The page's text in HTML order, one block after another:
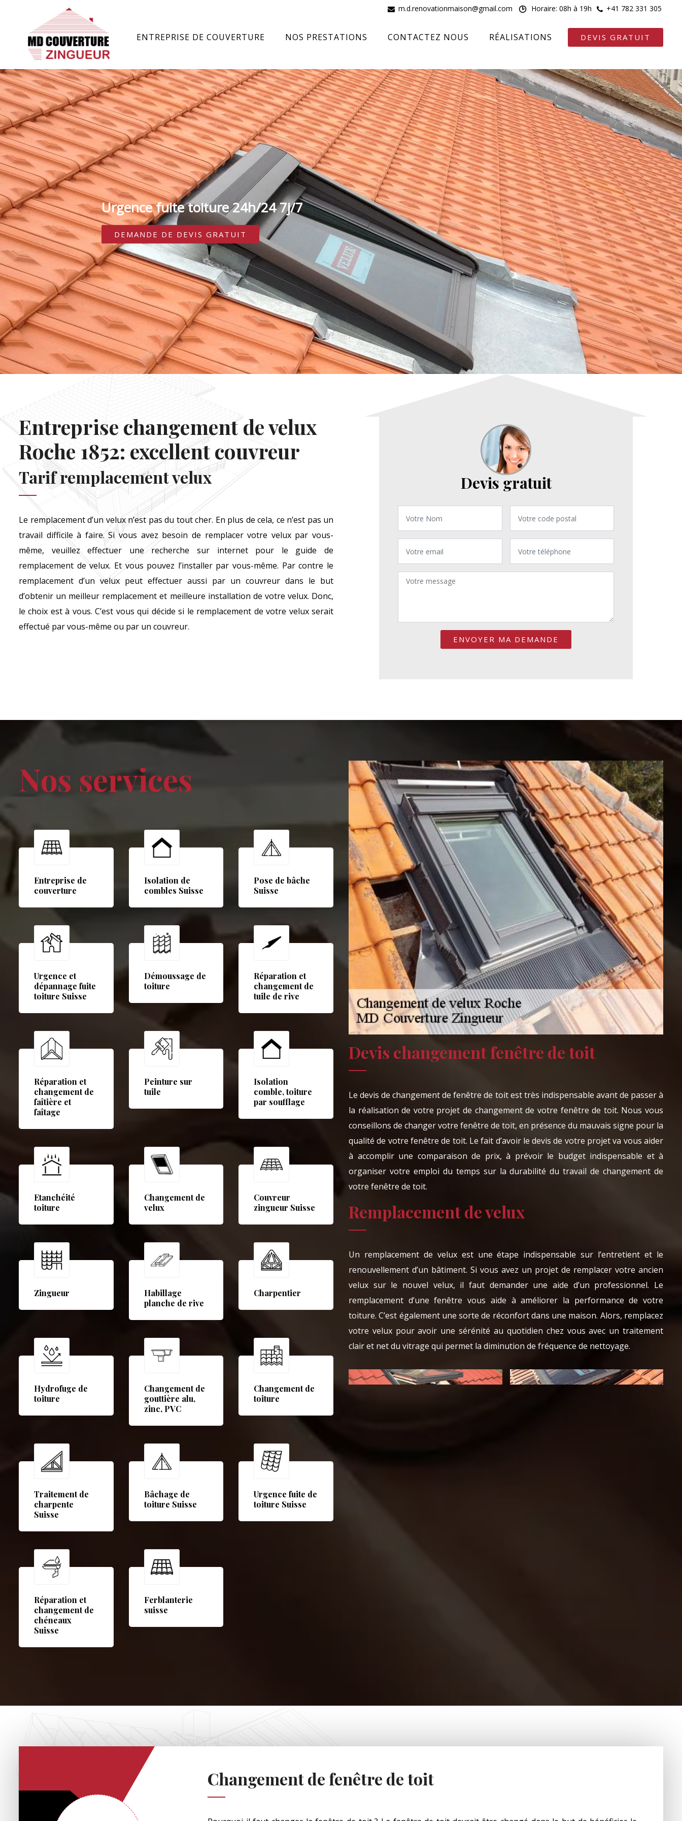
ENTREPRISE DE COUVERTURE NOS PRESTATIONS CONTACTEZ NOUS RÉALISATIONS DEVIS GRATUIT
m.d.renovationmaison@gmail.com Horaire: 08h à 19h +41 782 331 305
Urgence fuite toiture 24h/24 7j/7
DEMANDE DE DEVIS GRATUIT
Entreprise changement de velux
Roche 1852: excellent couvreur
Tarif remplacement velux
Le remplacement d’un velux n’est pas du tout cher. En plus de cela, ce n’est pas un
travail difficile à faire. Si vous avez besoin de remplacer votre velux par vous-
même, veuillez effectuer une recherche sur internet pour le guide de
remplacement de velux. Et vous pouvez l’installer par vous-même. Par contre le
remplacement d’un velux peut effectuer aussi par un couvreur dans le but
d’obtenir un meilleur remplacement et meilleure installation de votre velux. Donc,
le choix est à vous. C’est vous qui décide si le remplacement de votre velux serait
effectué par vous-même ou par un couvreur.
Devis gratuit
Nos services
Entreprise de
couverture
Isolation de
combles Suisse
Pose de bâche
Suisse
Urgence et
dépannage fuite
toiture Suisse
Démoussage de
toiture
Réparation et
changement de
tuile de rive
Réparation et
changement de
faîtière et
faîtage
Peinture sur
tuile
Isolation
comble, toiture
par soufflage
Etanchéité
toiture
Changement de
velux
Couvreur
zingueur Suisse
Zingueur
Habillage
planche de rive
Charpentier
Hydrofuge de
toiture
Changement de
gouttière alu,
zinc, PVC
Changement de
toiture
Traitement de
charpente
Suisse
Bâchage de
toiture Suisse
Urgence fuite de
toiture Suisse
Réparation et
changement de
chéneaux
Suisse
Ferblanterie
suisse
Devis changement fenêtre de toit
Le devis de changement de fenêtre de toit est très indispensable avant de passer à
la réalisation de votre projet de changement de votre fenêtre de toit. Nous vous
conseillons de changer votre fenêtre de toit, en présence du mauvais signe pour la
qualité de votre fenêtre de toit. Le fait d’avoir le devis de votre projet va vous aider
à accomplir une comparaison de prix, à prévoir le budget indispensable et à
organiser votre emploi du temps sur la durabilité du travail de changement de
votre fenêtre de toit.
Remplacement de velux
Un remplacement de velux est une étape indispensable sur l’entretient et le
renouvellement d’un bâtiment. Si vous avez un projet de remplacer votre ancien
velux sur le nouvel velux, il faut demander une aide d’un professionnel. Le
remplacement d’une fenêtre vous aide à améliorer la performance de votre
toiture. C’est également une sorte de réconfort dans une maison. Alors, remplacez
votre velux pour avoir une sérénité au quotidien chez vous avec un traitement
clair et net du vitrage qui permet la diminution de fréquence de nettoyage.
Changement de fenêtre de toit